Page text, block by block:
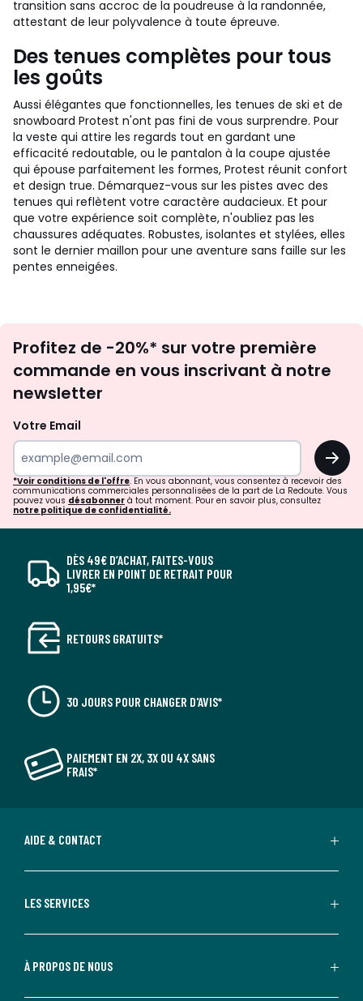
transition sans accroc de la poudreuse à la randonnée,
attestant de leur polyvalence à toute épreuve.
Des tenues complètes pour tous
les goûts
Aussi élégantes que fonctionnelles, les tenues de ski et de
snowboard Protest n'ont pas fini de vous surprendre. Pour
la veste qui attire les regards tout en gardant une
efficacité redoutable, ou le pantalon à la coupe ajustée
qui épouse parfaitement les formes, Protest réunit confort
et design true. Démarquez-vous sur les pistes avec des
tenues qui reflètent votre caractère audacieux. Et pour
que votre expérience soit complète, n'oubliez pas les
chaussures adéquates. Robustes, isolantes et stylées, elles
sont le dernier maillon pour une aventure sans faille sur les
pentes enneigées.
newsletter
Profitez de -20%* sur votre première
commande en vous inscrivant à notre
newsletter
Votre Email
OK
*Voir conditions de l'offre. En vous abonnant, vous consentez à recevoir des
communications commerciales personnalisées de la part de La Redoute. Vous
pouvez vous désabonner à tout moment. Pour en savoir plus, consultez
notre politique de confidentialité.
DÈS 49€ D’ACHAT, FAITES-VOUS
LIVRER EN POINT DE RETRAIT POUR
1,95€*
RETOURS GRATUITS*
30 JOURS POUR CHANGER D'AVIS*
PAIEMENT EN 2X, 3X OU 4X SANS
FRAIS*
AIDE & CONTACT
LES SERVICES
À PROPOS DE NOUS